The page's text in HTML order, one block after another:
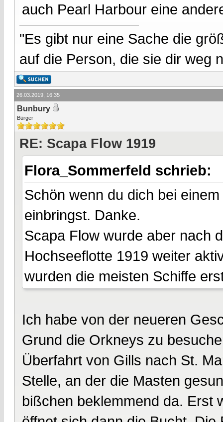
auch Pearl Harbour eine
"Es gibt nur eine Sache die
auf die Person, die sie dir weg
26.03.2019, 16:35
Bunbury
Bürger
RE: Scapa Flow 1919
Flora_Sommerfeld schrieb:
Schön wenn du dich bei
einbringst. Danke.
Scapa Flow wurde aber nach
Hochseeflotte 1919 weiter
wurden die meisten Schiffe
Ich habe von der neueren
Grund die Orkneys zu
Überfahrt von Gills nach St.
Stelle, an der die Masten
bißchen beklemmend da. Erst